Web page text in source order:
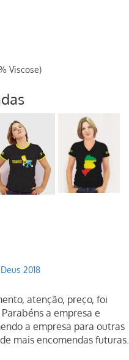
Viscose)
2018
atenção, preço, foi
a empresa e
a empresa para outras
mais encomendas futuras.